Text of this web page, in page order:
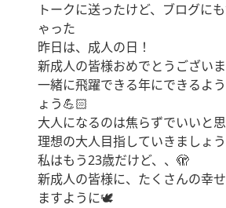
トークに送ったけど、ブログに
ゃった
昨日は、成人の日！
新成人の皆様おめでとうござい
一緒に飛躍できる年にできるよ
ょう💪🏻
大人になるのは焦らずでいいと
理想の大人目指していきましょう
私はもう23歳だけど、、🫣
新成人の皆様に、たくさんの幸
ますように🕊